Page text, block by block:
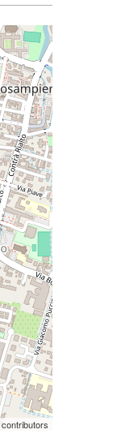
contributors